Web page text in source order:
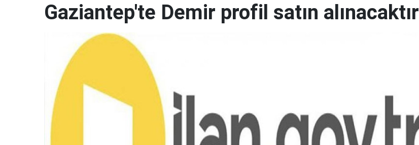
Gaziantep'te Demir profil satın alınacaktır